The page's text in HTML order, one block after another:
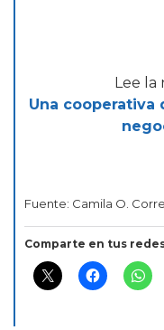
Lee
Una cooperativa
Fuente: Camila O.
Comparte en tus